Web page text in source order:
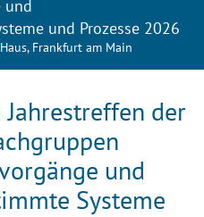
und
und Prozesse 2026
Frankfurt am Main
der
und
Systeme